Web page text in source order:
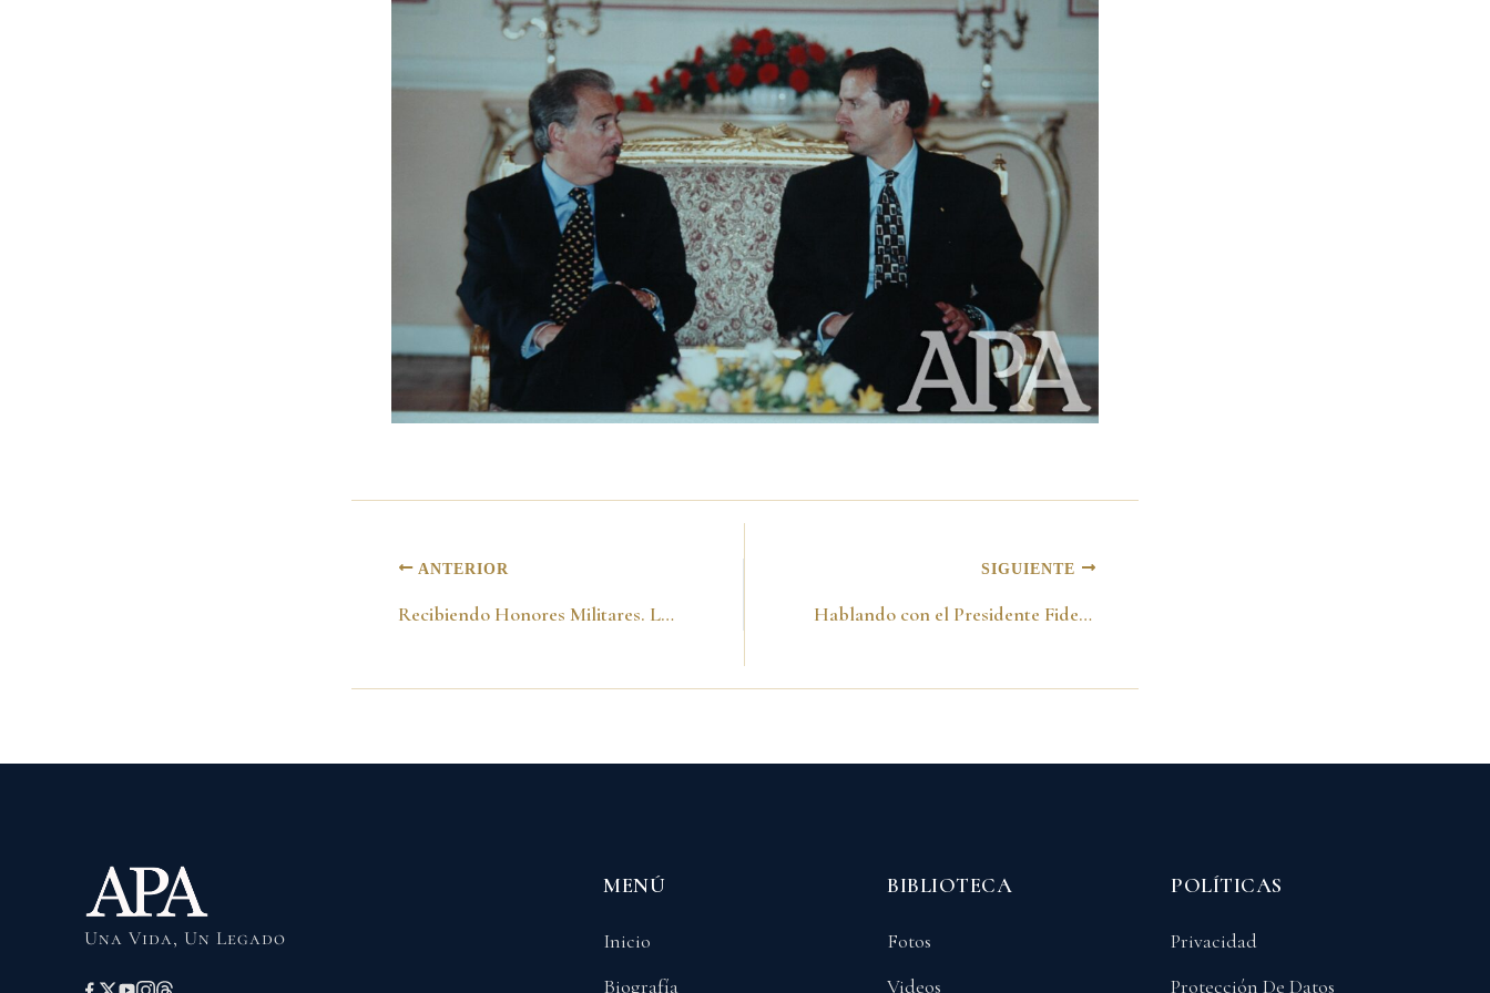
ANTERIOR
Recibiendo Honores Militares. La Paz-Bolivia 20 de agosto del 2001
SIGUIENTE
Hablando con el Presidente Fidel Castro en la Cumbre AEC. Isla de Margarita-Venezuela 12 de diciembre del 2001
Una Vida, Un Legado
MENÚ
Inicio
Biografía
BIBLIOTECA
Fotos
Videos
POLÍTICAS
Privacidad
Protección De Datos